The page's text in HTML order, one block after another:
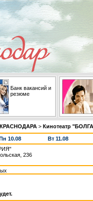
Банк вакансий и
резюме
> Кинотеатр
10.08
Вт 11.08
236